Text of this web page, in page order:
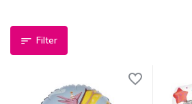
Filter